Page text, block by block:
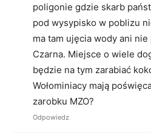
poligonie gdzie skarb
pod wysypisko w poblizu
ma tam ujęcia wody ani nie
Czarna. Miejsce o wiele
będzie na tym zarabiać
Wołominiacy mają
zarobku MZO?
Odpowiedz